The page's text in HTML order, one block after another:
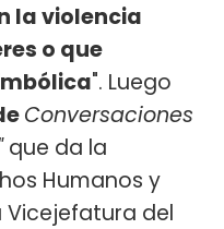
la violencia
o que
". Luego
Conversaciones
que da la
Humanos y
Vicejefatura del